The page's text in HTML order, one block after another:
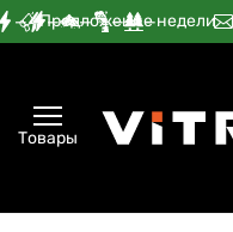
Предложение недели
— — — — —
Товары